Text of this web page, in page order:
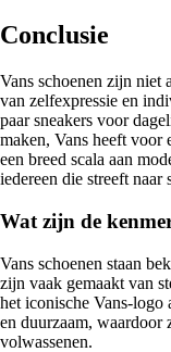
Conclusie
Vans schoenen zijn niet
van zelfexpressie en
paar sneakers voor
maken, Vans heeft voor
een breed scala aan
iedereen die streeft naar
Wat zijn de
Vans schoenen staan
zijn vaak gemaakt van
het iconische Vans-logo
en duurzaam,
volwassenen.